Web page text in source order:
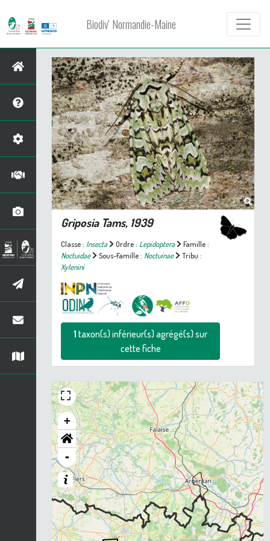
Biodiv' Normandie-Maine
GriposiaTams, 1939
Classe : Insecta Ordre : Lepidoptera
Famille :
Noctuidae
Sous-Famille : Noctuinae
Tribu :
Xylenini
1taxon(s) inférieur(s) agrégé(s) sur
cette fiche
+
-